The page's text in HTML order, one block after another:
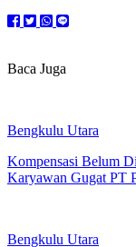
Baca Juga
Bengkulu Utara
Kompensasi Belum
Karyawan Gugat PT
Bengkulu Utara